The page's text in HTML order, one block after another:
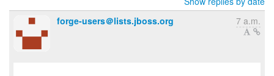
forge-users＠lists.jboss.org
7 a.m.